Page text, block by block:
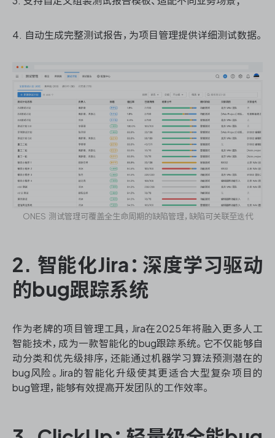
4. 自动生成完整测试报告，为项目管理提供详细测试数据。
ONES 测试管理可覆盖全生命周期的缺陷管理，缺陷可关联至迭代
2. 智能化Jira：深度学习驱动
的bug跟踪系统
作为老牌的项目管理工具，Jira在2025年将融入更多人工
智能技术，成为一款智能化的bug跟踪系统。它不仅能够自
动分类和优先级排序，还能通过机器学习算法预测潜在的
bug风险。Jira的智能化升级使其更适合大型复杂项目的
bug管理，能够有效提高开发团队的工作效率。